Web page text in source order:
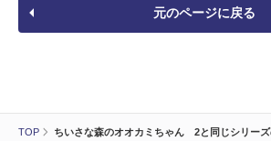
TOP ちいさな森のオオカミちゃん 2と同じシリー
元のページに戻る